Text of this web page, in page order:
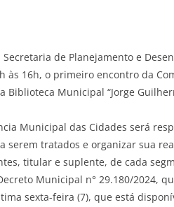
de Planejamento e
às 16h, o primeiro encontro da
Municipal “Jorge
Municipal das Cidades será
serem tratados e organizar sua
titular e suplente, de cada
Municipal n° 29.180/2024,
sexta-feira (7), que está